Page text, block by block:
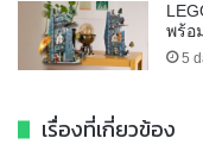
พร้อ
5
เรื่องที่เกี่ยวข้อง